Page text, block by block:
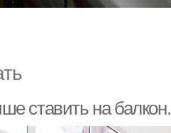
ставить на балкон.